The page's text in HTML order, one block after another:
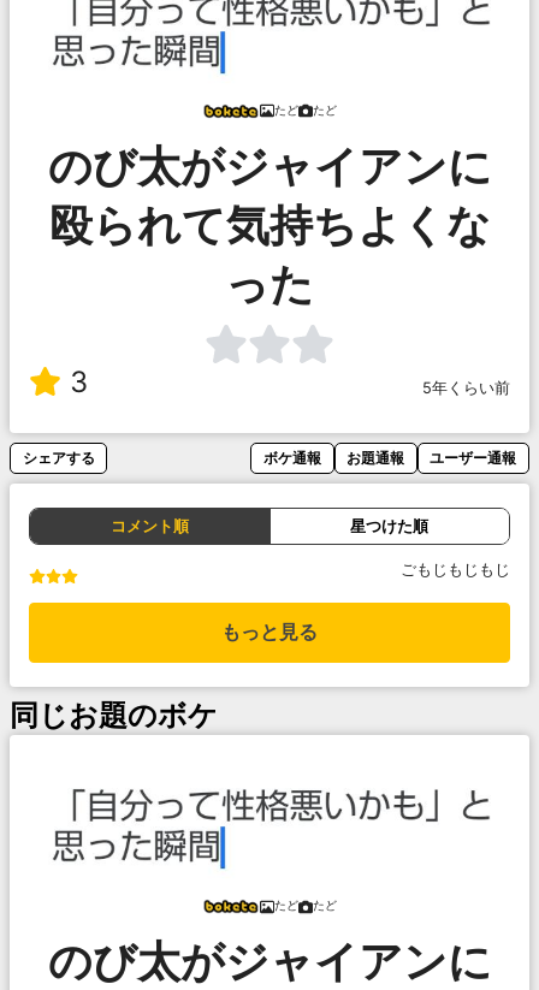
たど たど
のび太がジャイアンに
殴られて気持ちよくな
った
3 5年くらい前
シェアする ボケ通報 お題通報 ユーザー通報
コメント順 星つけた順
ごもじもじもじ
もっと見る
同じお題のボケ
たど たど
のび太がジャイアンに